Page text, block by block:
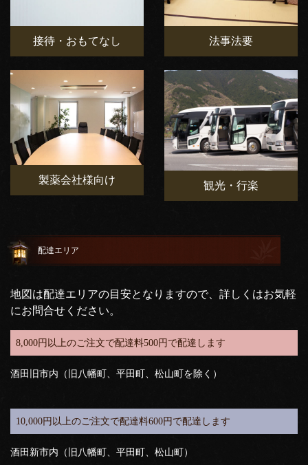
接待・おもてなし 法事法要
製薬会社様向け 観光・行楽
配達エリア
地図は配達エリアの目安となりますので、詳しくはお気軽
にお問合せください。
8,000円以上のご注文で配達料500円で配達します
酒田旧市内（旧八幡町、平田町、松山町を除く）
10,000円以上のご注文で配達料600円で配達します
酒田新市内（旧八幡町、平田町、松山町）